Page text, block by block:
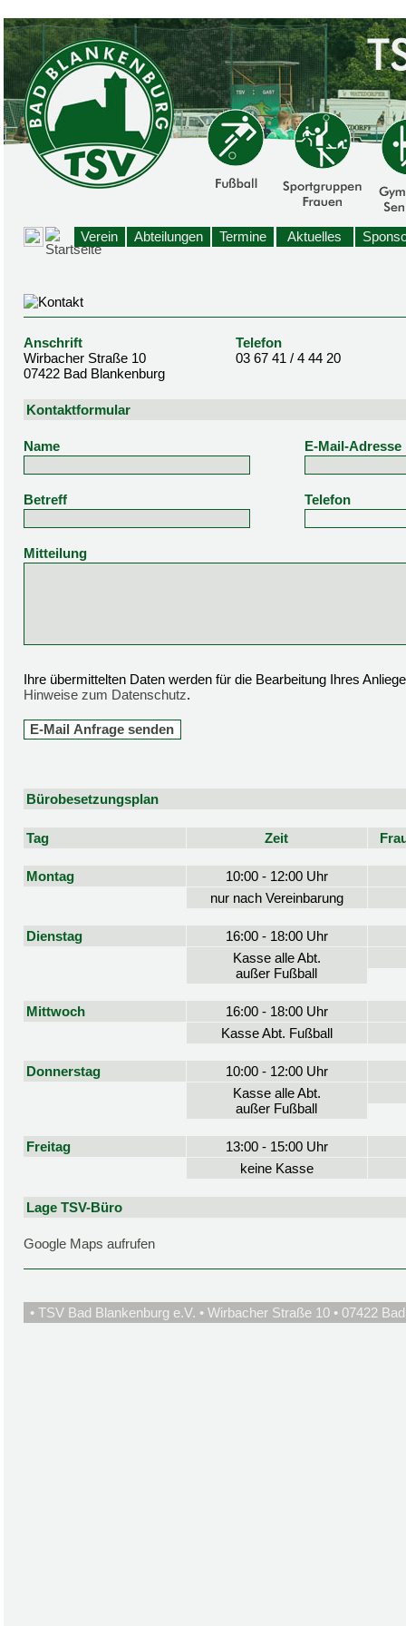
Verein Abteilungen Termine Aktuelles
Anschrift
Wirbacher Straße 10
07422 Bad Blankenburg
Telefon
03 67 41 / 4 44 20
Kontaktformular
Name E-Mail-Adresse
Betreff Telefon
Mitteilung
Ihre übermittelten Daten werden für die Bearbeitung Ihres
Hinweise zum Datenschutz.
Bürobesetzungsplan
Tag Zeit
Montag
10:00 - 12:00 Uhr
nur nach Vereinbarung
Dienstag
16:00 - 18:00 Uhr
Kasse alle Abt.
außer Fußball
Mittwoch
16:00 - 18:00 Uhr
Kasse Abt. Fußball
Donnerstag
10:00 - 12:00 Uhr
Kasse alle Abt.
außer Fußball
Freitag
13:00 - 15:00 Uhr
keine Kasse
Lage TSV-Büro
Google Maps aufrufen
• TSV Bad Blankenburg e.V. • Wirbacher Straße 10 • 07422